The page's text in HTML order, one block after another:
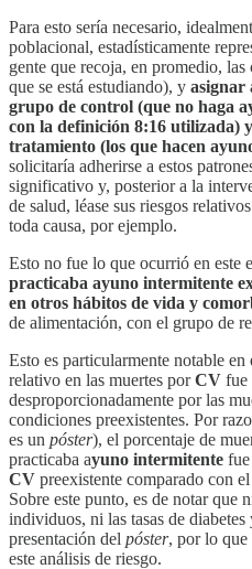
Para esto sería necesario,
poblacional, estadísticamente
gente que recoja, en promedio,
que se está estudiando), y asignar
grupo de control (que no haga
con la definición 8:16 utilizada)
tratamiento (los que hacen
solicitaría adherirse a estos
significativo y, posterior a la
de salud, léase sus riesgos
toda causa, por ejemplo.
Esto no fue lo que ocurrió en este
practicaba ayuno intermitente
en otros hábitos de vida y
de alimentación, con el grupo de
Esto es particularmente notable
relativo en las muertes porCV fue
desproporcionadamente por las
condiciones preexistentes. Por
es un póster), el porcentaje de
practicaba ayuno intermitente
CV preexistente comparado con
Sobre este punto, es de notar que
individuos, ni las tasas de
presentación del póster, por lo que
este análisis de riesgo.